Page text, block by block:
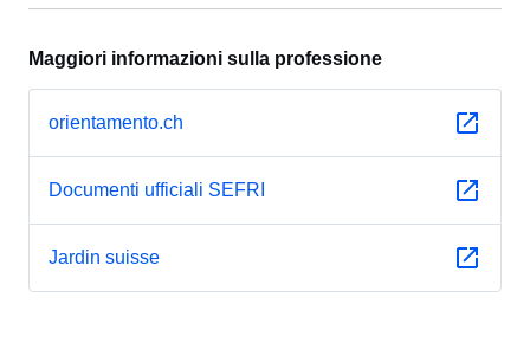
Maggiori informazioni sulla professione
orientamento.ch
Documenti ufficiali SEFRI
Jardin suisse